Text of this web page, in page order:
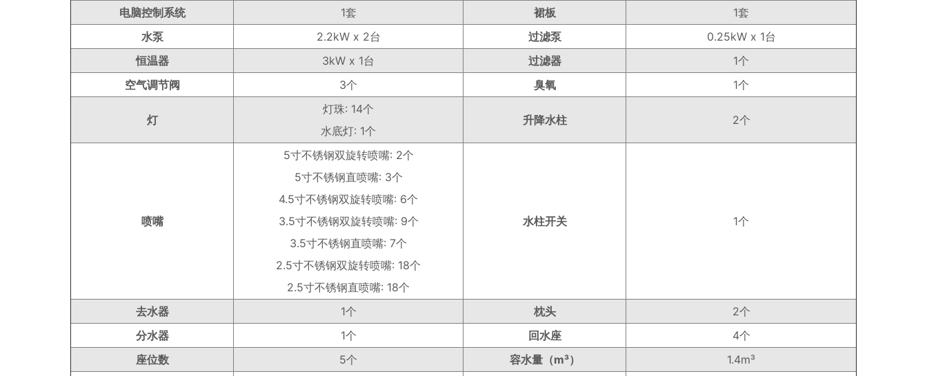
电脑控制系统
1套 裙板
1套
水泵
2.2kW x 2台 过滤泵
0.25kW x 1台
恒温器
3kW x 1台 过滤器
1个
空气调节阀
3个 臭氧 1个
灯
灯珠: 14个
水底灯: 1个
升降水柱 2个
喷嘴
5寸不锈钢双旋转喷嘴: 2个
5寸不锈钢直喷嘴: 3个
4.5寸不锈钢双旋转喷嘴: 6个
3.5寸不锈钢双旋转喷嘴: 9个
3.5寸不锈钢直喷嘴: 7个
2.5寸不锈钢双旋转喷嘴: 18个
2.5寸不锈钢直喷嘴: 18个
水柱开关 1个
去水器 1个 枕头
2个
分水器
1个 回水座
4个
座位数
5个 容水量（m³）
1.4m³